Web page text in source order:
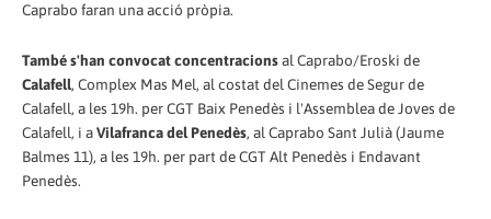
Caprabo faran una acció pròpia.
També s'han convocat concentracionsal Caprabo/Eroski de
Calafell, Complex Mas Mel, al costat del Cinemes de Segur de
Calafell, a les 19h. per CGT Baix Penedès i l'Assemblea de Joves de
Calafell, i aVilafranca del Penedès, al Caprabo Sant Julià (Jaume
Balmes 11), a les 19h. per part de CGT Alt Penedès i Endavant
Penedès.